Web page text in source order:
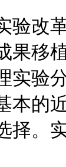
改
果移
实验
本的
择。